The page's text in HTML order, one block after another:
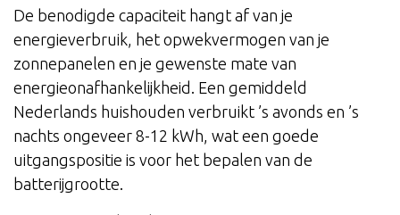
De benodigde capaciteit hangt af van je
energieverbruik, het opwekvermogen van je
zonnepanelen en je gewenste mate van
energieonafhankelijkheid. Een gemiddeld
Nederlands huishouden verbruikt ’s avonds en ’s
nachts ongeveer 8-12 kWh, wat een goede
uitgangspositie is voor het bepalen van de
batterijgrootte.